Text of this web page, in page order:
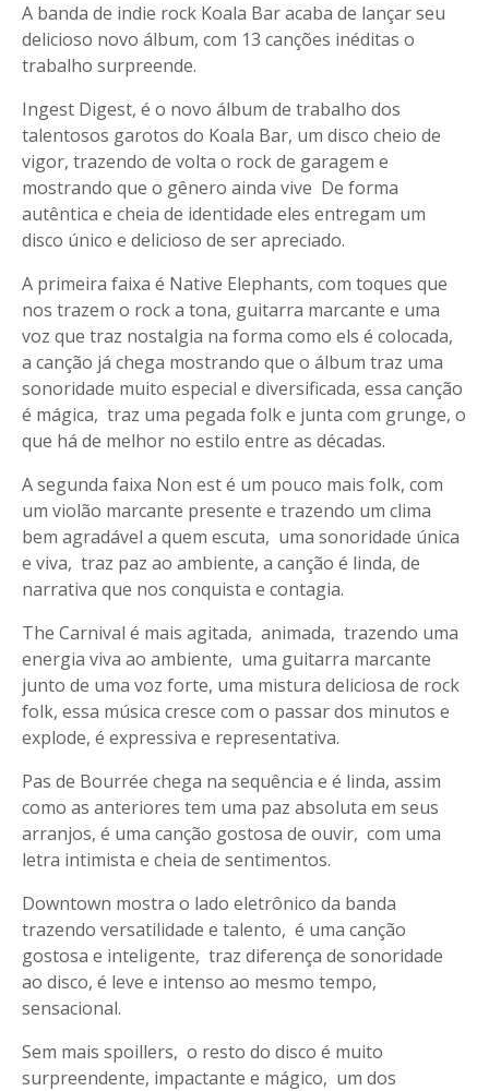
A banda de indie rock Koala Bar acaba de lançar seu
delicioso novo álbum, com 13 canções inéditas o
trabalho surpreende.
Ingest Digest, é o novo álbum de trabalho dos
talentosos garotos do Koala Bar, um disco cheio de
vigor, trazendo de volta o rock de garagem e
mostrando que o gênero ainda vive De forma
autêntica e cheia de identidade eles entregam um
disco único e delicioso de ser apreciado.
A primeira faixa é Native Elephants, com toques que
nos trazem o rock a tona, guitarra marcante e uma
voz que traz nostalgia na forma como els é colocada,
a canção já chega mostrando que o álbum traz uma
sonoridade muito especial e diversificada, essa canção
é mágica, traz uma pegada folk e junta com grunge, o
que há de melhor no estilo entre as décadas.
A segunda faixa Non est é um pouco mais folk, com
um violão marcante presente e trazendo um clima
bem agradável a quem escuta, uma sonoridade única
e viva, traz paz ao ambiente, a canção é linda, de
narrativa que nos conquista e contagia.
The Carnival é mais agitada, animada, trazendo uma
energia viva ao ambiente, uma guitarra marcante
junto de uma voz forte, uma mistura deliciosa de rock
folk, essa música cresce com o passar dos minutos e
explode, é expressiva e representativa.
Pas de Bourrée chega na sequência e é linda, assim
como as anteriores tem uma paz absoluta em seus
arranjos, é uma canção gostosa de ouvir, com uma
letra intimista e cheia de sentimentos.
Downtown mostra o lado eletrônico da banda
trazendo versatilidade e talento, é uma canção
gostosa e inteligente, traz diferença de sonoridade
ao disco, é leve e intenso ao mesmo tempo,
sensacional.
Sem mais spoillers, o resto do disco é muito
surpreendente, impactante e mágico, um dos